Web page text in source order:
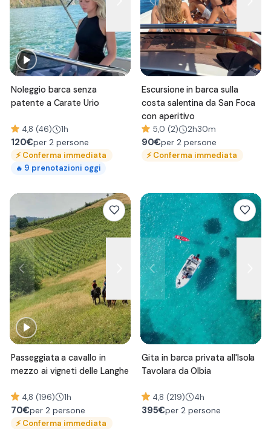
Noleggio barca senza
patente a Carate Urio
4,8 (46) 1h
120€per 2 persone
⚡Conferma immediata
🔥 9 prenotazioni oggi
Escursione in barca sulla
costa salentina da San Foca
con aperitivo
5,0 (2) 2h30m
90€per 2 persone
⚡Conferma immediata
Passeggiata a cavallo in
mezzo ai vigneti delle Langhe
4,8 (196) 1h
70€per 2 persone
⚡Conferma immediata
Gita in barca privata all'Isola
Tavolara da Olbia
4,8 (219) 4h
395€per 2 persone